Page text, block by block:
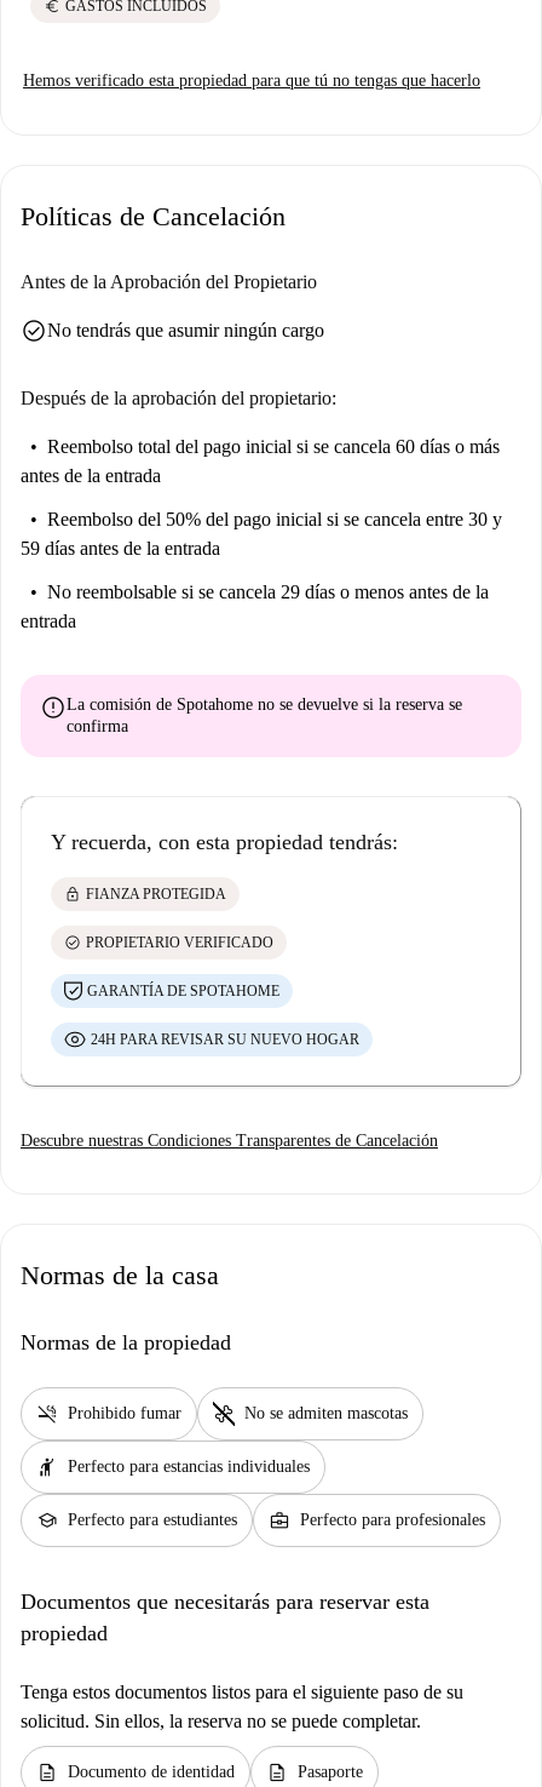
euro GASTOS INCLUIDOS
Hemos verificado esta propiedad para que tú no tengas que hacerlo
Políticas de Cancelación
Antes de la Aprobación del Propietario
check_circleNo tendrás que asumir ningún cargo
Después de la aprobación del propietario:
Reembolso total del pago inicial si se cancela 60 días o más
antes de la entrada
Reembolso del 50% del pago inicial si se cancela entre 30 y
59 días antes de la entrada
No reembolsable si se cancela 29 días o menos antes de la
entrada
errorLa comisión de Spotahome no se devuelve si la reserva se
confirma
Y recuerda, con esta propiedad tendrás:
lock FIANZA PROTEGIDA
check_circle PROPIETARIO VERIFICADO
GARANTÍA DE SPOTAHOME
24H PARA REVISAR SU NUEVO HOGAR
Descubre nuestras Condiciones Transparentes de Cancelación
Normas de la casa
Normas de la propiedad
smoke_free Prohibido fumar pet_supplies No se admiten mascotas
hail Perfecto para estancias individuales
school Perfecto para estudiantes business_center Perfecto para profesionales
Documentos que necesitarás para reservar esta
propiedad
Tenga estos documentos listos para el siguiente paso de su
solicitud. Sin ellos, la reserva no se puede completar.
description Documento de identidad description Pasaporte